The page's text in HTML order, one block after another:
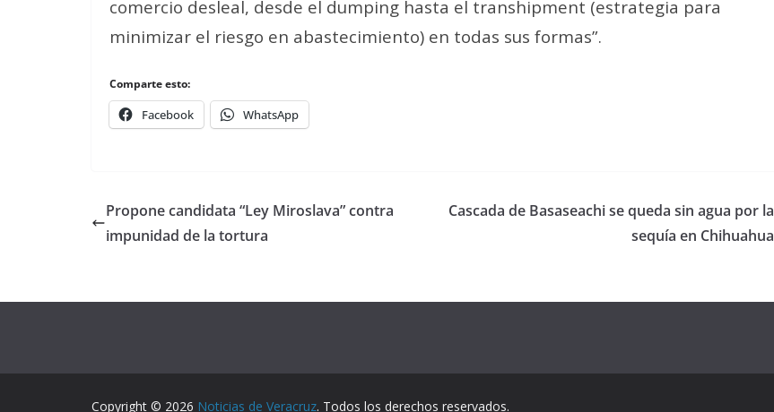
comercio desleal, desde el dumping hasta el transhipment (estrategia para
minimizar el riesgo en abastecimiento) en todas sus formas”.
Comparte esto:
Facebook WhatsApp
Propone candidata “Ley Miroslava” contra
impunidad de la tortura
Cascada de Basaseachi se queda sin agua por la
sequía en Chihuahua
Copyright © 2026 Noticias de Veracruz. Todos los derechos reservados.